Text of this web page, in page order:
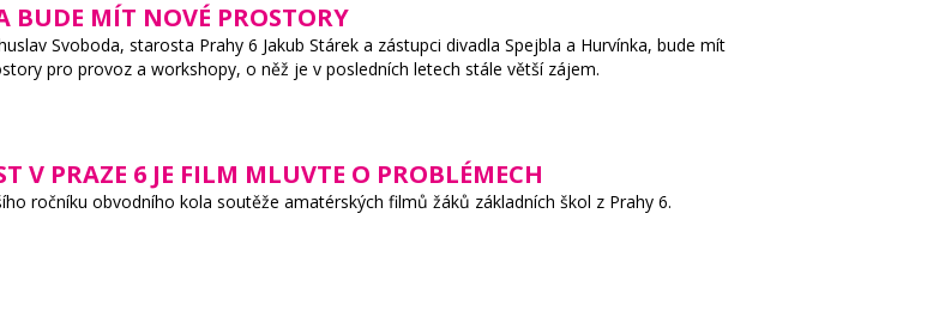
BUDE MÍT NOVÉ PROSTORY
Svoboda, starosta Prahy 6 Jakub Stárek a zástupci divadla Spejbla a Hurvínka, bude mít
pro provoz a workshopy, o něž je v posledních letech stále větší zájem.
V PRAZE 6 JE FILM MLUVTE O PROBLÉMECH
ročníku obvodního kola soutěže amatérských filmů žáků základních škol z Prahy 6.